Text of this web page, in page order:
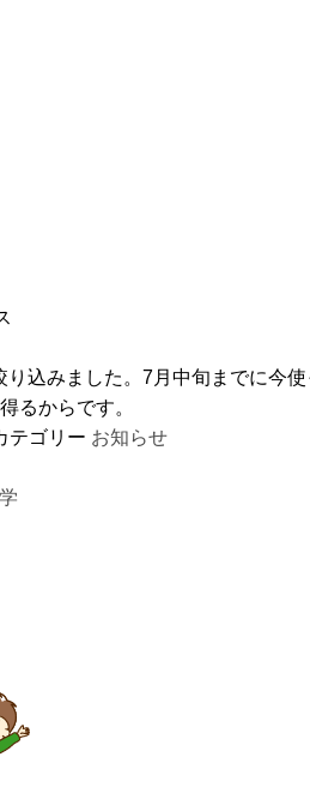
込みました。7月中旬までに今
るからです。
テゴリー お知らせ